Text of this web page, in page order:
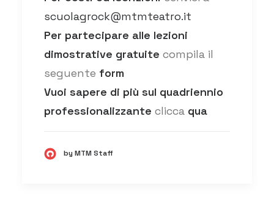
scuolagrock@mtmteatro.it
Per partecipare alle lezioni
dimostrative gratuite compila il
seguente form
Vuoi sapere di più sul quadriennio
professionalizzante clicca qua
by MTM Staff